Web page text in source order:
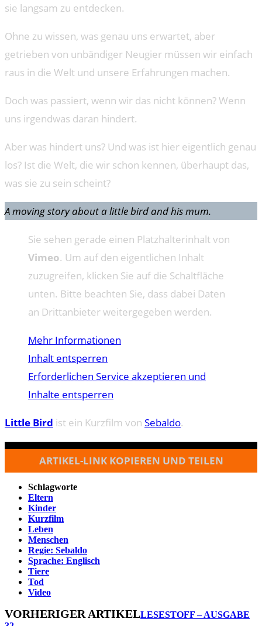
sie langsam zu entdecken.
Ohne zu wissen, was genau uns erwartet, aber
getrieben von unbändiger Neugier müssen wir einfach
raus in die Welt und unsere Erfahrungen machen.
Doch was passiert, wenn wir das nicht können? Wenn
uns irgendwas daran hindert.
Aber was hindert uns? Und was ist hier eigentlich genau
los? Ist die Welt, die wir schon kennen, überhaupt das,
was sie zu sein scheint?
A moving story about a little bird and his mum.
Sie sehen gerade einen Platzhalterinhalt von
Vimeo. Um auf den eigentlichen Inhalt
zuzugreifen, klicken Sie auf die Schaltfläche
unten. Bitte beachten Sie, dass dabei Daten
an Drittanbieter weitergegeben werden.
Mehr Informationen
Inhalt entsperren
Erforderlichen Service akzeptieren und
Inhalte entsperren
Little Bird ist ein Kurzfilm von Sebaldo.
ARTIKEL-LINK KOPIEREN UND TEILEN
Schlagworte
Eltern
Kinder
Kurzfilm
Leben
Menschen
Regie: Sebaldo
Sprache: Englisch
Tiere
Tod
Video
VORHERIGER ARTIKELLESESTOFF – AUSGABE